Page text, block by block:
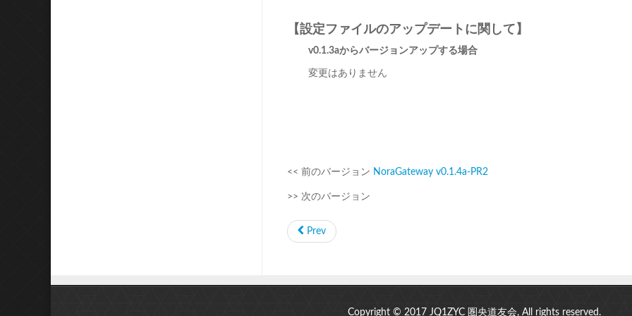
【設定ファイルのアップデートに関して】
v0.1.3aからバージョンアップする場合
変更はありません
<< 前のバージョン NoraGateway v0.1.4a-PR2
>> 次のバージョン
Prev
Copyright © 2017 JQ1ZYC 圏央道友会, All rights reserved.